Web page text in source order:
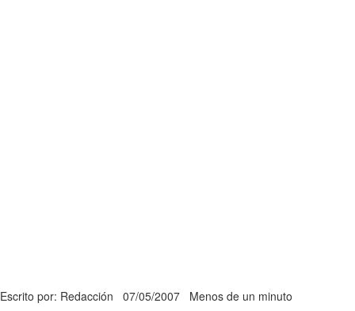
Escrito por: Redacción 07/05/2007 Menos de un minuto